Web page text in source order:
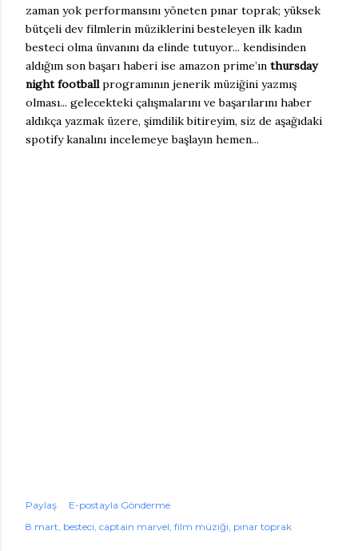
zaman yok performansını yöneten pınar toprak; yüksek
bütçeli dev filmlerin müziklerini besteleyen ilk kadın
besteci olma ünvanını da elinde tutuyor... kendisinden
aldığım son başarı haberi ise amazon prime’ın thursday
night footballprogramının jenerik müziğini yazmış
olması... gelecekteki çalışmalarını ve başarılarını haber
aldıkça yazmak üzere, şimdilik bitireyim, siz de aşağıdaki
spotify kanalını incelemeye başlayın hemen...
Paylaş
E-postayla Gönderme
8 mart besteci captain marvel film müziği pınar toprak